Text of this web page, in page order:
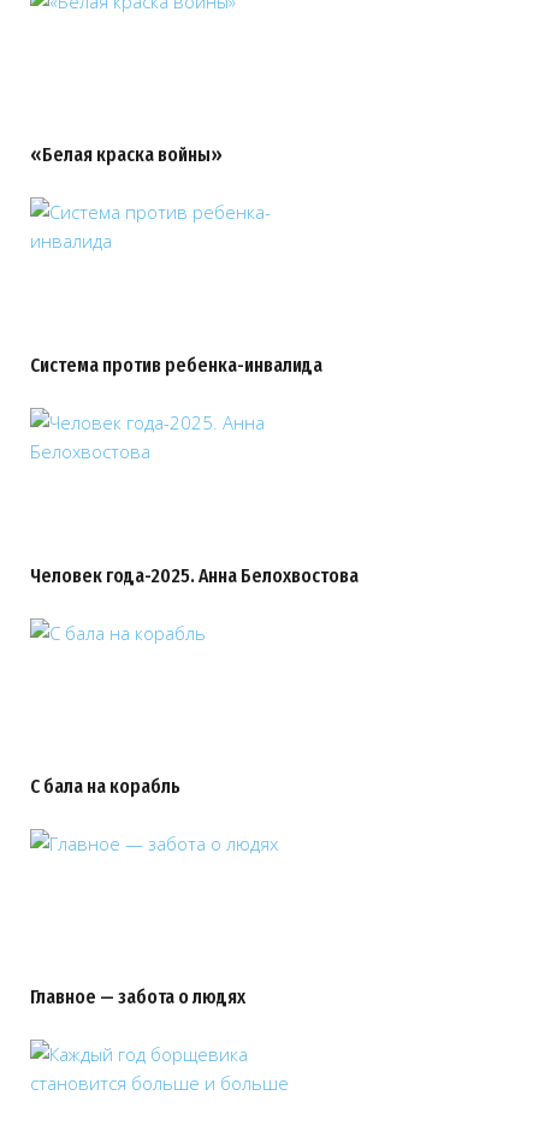
«Белая краска войны»
Система против ребенка-инвалида
Человек года-2025. Анна Белохвостова
С бала на корабль
Главное — забота о людях